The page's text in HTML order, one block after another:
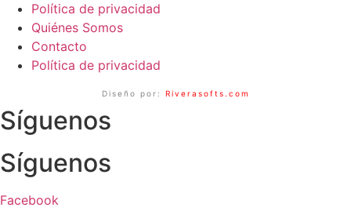
Política de privacidad
Quiénes Somos
Contacto
Política de privacidad
Diseño por: Riverasofts.com
Síguenos
Síguenos
Facebook